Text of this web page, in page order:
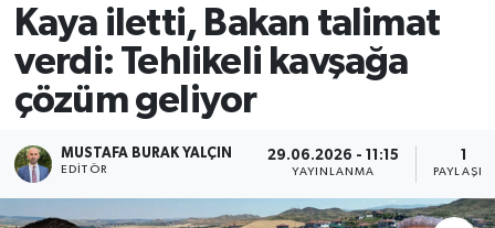
Kaya iletti, Bakan talimat
verdi: Tehlikeli kavşağa
çözüm geliyor
MUSTAFA BURAK YALÇIN
EDITÖR
29.06.2026 - 11:15
YAYINLANMA PAYLAŞIM
SAĞLIK
ASAYİŞ
Çorum Namaz Vakitleri
Trafik Durumu